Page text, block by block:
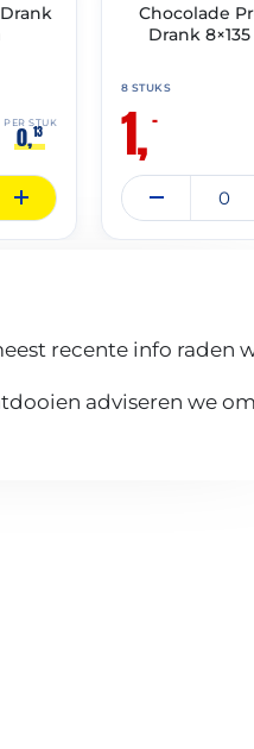
PER STUK
0,13
🔥 OP=OP
Chocolade
Drank
8 STUKS
1,–
recente info raden
adviseren we